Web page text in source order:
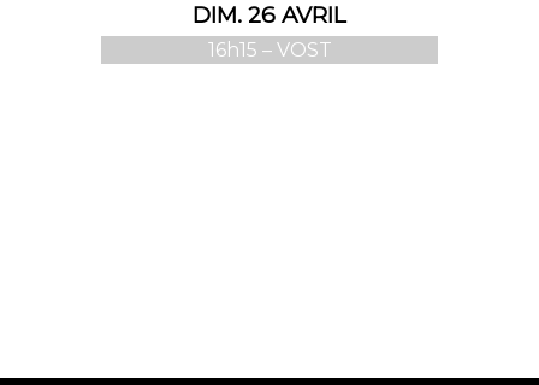
DIM. 26 AVRIL
16h15 – VOST